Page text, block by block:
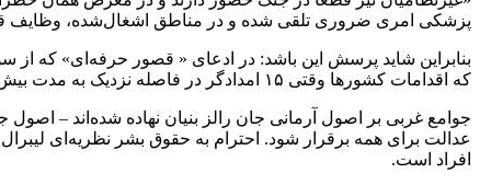
پزشکی امری ضروری تلقی شده و در مناطق اشغال‌شده، وظایف
بنابراین شاید پرسش این باشد: در ادعای « قصور حرفه‌ای» که از
که اقدامات کشورها وقتی ۱۵ امدادگر در فاصله نزدیک به مدت بیش از پنج دقیقه در کمین قرار گرفته و سپس اجساد، آمبولانس‌ها و شواهد مدفون شده‌اند را بررسی کند، کجاست؟
جوامع غربی بر اصول آرمانی جان رالز بنیان نهاده شده‌اند – اصول
عدالت برای همه برقرار شود. احترام به حقوق بشر نظریه‌ای
افراد است.